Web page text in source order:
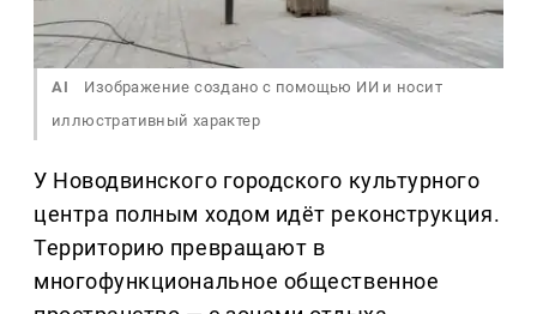
AI
Изображение создано с помощью ИИ и носит
иллюстративный характер
У Новодвинского городского культурного
центра полным ходом идёт реконструкция.
Территорию превращают в
многофункциональное общественное